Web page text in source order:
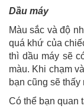
Dầu máy
Màu sắc và độ
quá khứ của
thì dầu máy sẽ
màu. Khi chạm
bạn cũng sẽ thấy
Có thể bạn quan